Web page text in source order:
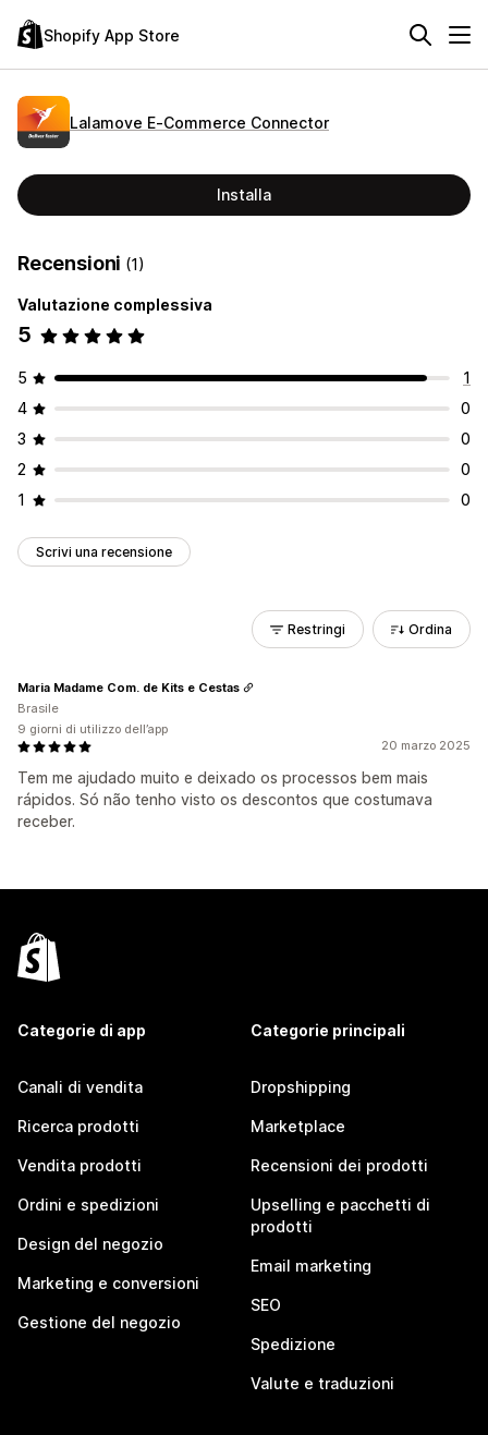
Shopify App Store
Lalamove E‑Commerce Connector
Installa
Recensioni (1)
Valutazione complessiva
5
5
1
4
0
3
0
2
0
1
0
Scrivi una recensione
Restringi Ordina
20 marzo 2025
Tem me ajudado muito e deixado os processos bem mais
rápidos. Só não tenho visto os descontos que costumava
receber.
Maria Madame Com. de Kits e Cestas
Brasile
9 giorni di utilizzo dell’app
Categorie di app
Canali di vendita
Ricerca prodotti
Vendita prodotti
Ordini e spedizioni
Design del negozio
Marketing e conversioni
Gestione del negozio
Categorie principali
Dropshipping
Marketplace
Recensioni dei prodotti
Upselling e pacchetti di
prodotti
Email marketing
SEO
Spedizione
Valute e traduzioni